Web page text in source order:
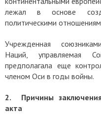
лежал в основе
политическими
Учрежденная
Наций, управляемая
предполагала еще
членом Оси в годы войны.
2. Причины
акта